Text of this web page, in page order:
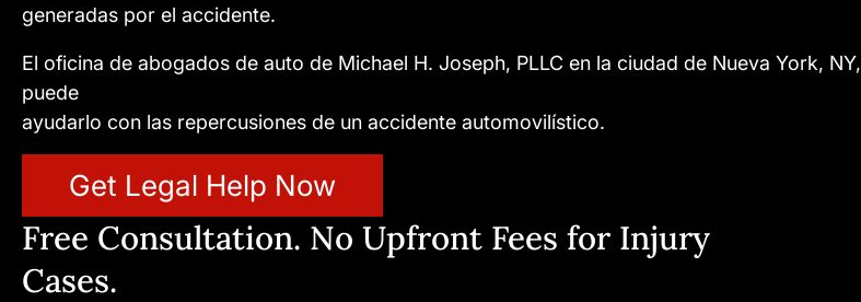
generadas por el accidente.
El oficina de abogados de auto de Michael H. Joseph, PLLC en la ciudad de Nueva York, NY,
puede
ayudarlo con las repercusiones de un accidente automovilístico.
Get Legal Help Now
Free Consultation. No Upfront Fees for Injury
Cases.